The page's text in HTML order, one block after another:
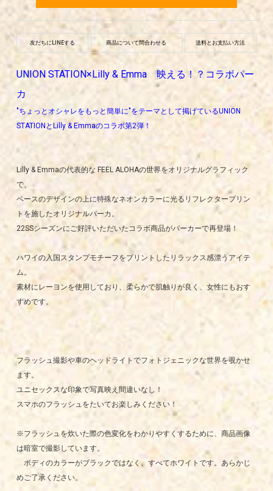
友だちにLINEする 商品について問合わせる 送料とお支払い方法
UNION STATION×Lilly & Emma 映える！？コラボパー
カ
"ちょっとオシャレをもっと簡単に"をテーマとして掲げているUNION
STATIONとLilly & Emmaのコラボ第2弾！
Lilly & Emmaの代表的な FEEL ALOHAの世界をオリジナルグラフィック
で、
ベースのデザインの上に特殊なネオンカラーに光るリフレクタープリン
トを施したオリジナルパーカ。
22SSシーズンにご好評いただいたコラボ商品がパーカーで再登場！
ハワイの入国スタンプモチーフをプリントしたリラックス感漂うアイテ
ム。
素材にレーヨンを使用しており、柔らかで肌触りが良く、女性にもおす
すめです。
フラッシュ撮影や車のヘッドライトでフォトジェニックな世界を覗かせ
ます。
ユニセックスな印象で写真映え間違いなし！
スマホのフラッシュをたいてお楽しみください！
※フラッシュを炊いた際の色変化をわかりやすくするために、商品画像
は暗室で撮影しています。
ボディのカラーがブラックではなく、すべてホワイトです。あらかじ
めご了承ください。